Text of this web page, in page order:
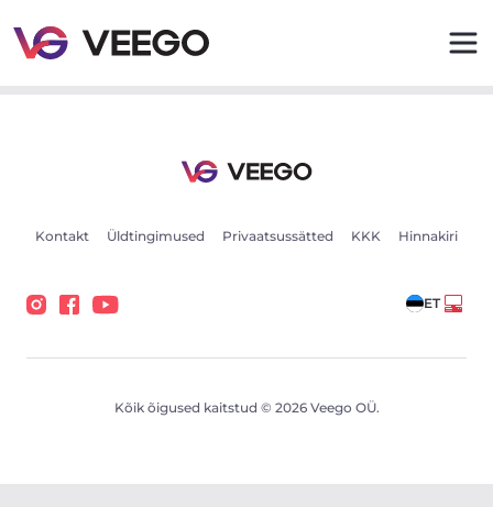
Kontakt Üldtingimused Privaatsussätted KKK Hinnakiri
ET
Kõik õigused kaitstud © 2026 Veego OÜ.